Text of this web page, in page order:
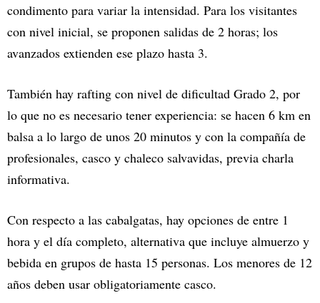
condimento para variar la intensidad. Para los visitantes
con nivel inicial, se proponen salidas de 2 horas; los
avanzados extienden ese plazo hasta 3.
También hay rafting con nivel de dificultad Grado 2, por
lo que no es necesario tener experiencia: se hacen 6 km en
balsa a lo largo de unos 20 minutos y con la compañía de
profesionales, casco y chaleco salvavidas, previa charla
informativa.
Con respecto a las cabalgatas, hay opciones de entre 1
hora y el día completo, alternativa que incluye almuerzo y
bebida en grupos de hasta 15 personas. Los menores de 12
años deben usar obligatoriamente casco.